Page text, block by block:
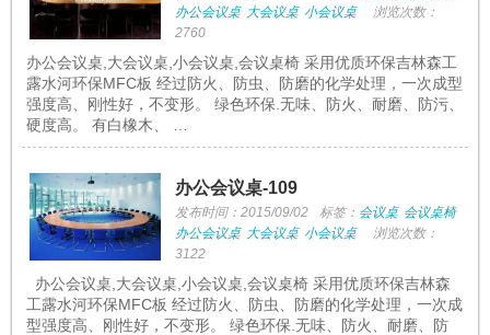
办公会议桌 大会议桌 小会议桌
浏览次数：
2760
办公会议桌,大会议桌,小会议桌,会议桌椅 采用优质环保吉林森工
露水河环保MFC板 经过防火、防虫、防磨的化学处理，一次成型
强度高、刚性好，不变形。 绿色环保.无味、防火、耐磨、防污、
硬度高。 有白橡木、 …
办公会议桌-109
发布时间：2015/09/02 标签： 会议桌 会议桌椅
办公会议桌 大会议桌 小会议桌
浏览次数：
3122
办公会议桌,大会议桌,小会议桌,会议桌椅 采用优质环保吉林森
工露水河环保MFC板 经过防火、防虫、防磨的化学处理，一次成
型强度高、刚性好，不变形。 绿色环保.无味、防火、耐磨、防